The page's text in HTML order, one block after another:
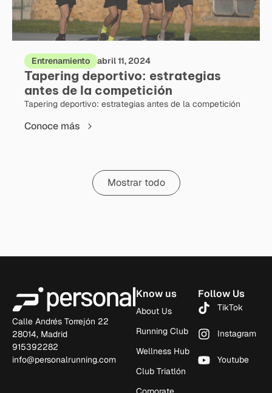
Entrenamiento abril 11, 2024
Tapering deportivo: estrategias
antes de la competición
Tapering deportivo: estrategias antes de la competición
Conoce más
Mostrar todo
Calle Andrés Torrejón 22
28014, Madrid
915392282
info@personalrunning.com
Know us
About Us
Running Club
Wellness Hub
Club Triatlón
Follow Us
TikTok
Instagram
Youtube